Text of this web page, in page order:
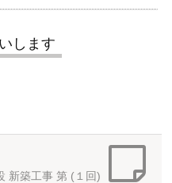
します
新築工事 第 (１回)